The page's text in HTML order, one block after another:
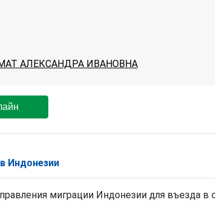
АЛЕКСАНДРА ИВАНОВНА
Индонезии
миграции Индонезии для